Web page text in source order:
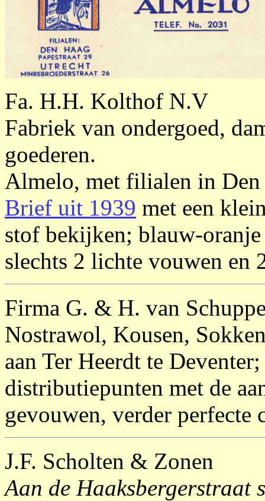
Fa. H.H. Kolthof N.V
Fabriek van ondergoed,
goederen.
Almelo, met filialen in Den
Brief uit 1939 met een
stof bekijken; blauw-
slechts 2 lichte vouwen en
Firma G. & H. van
Nostrawol, Kousen,
aan Ter Heerdt te
distributiepunten met de
gevouwen, verder
J.F. Scholten & Zonen
Aan de Haaksbergerstraat